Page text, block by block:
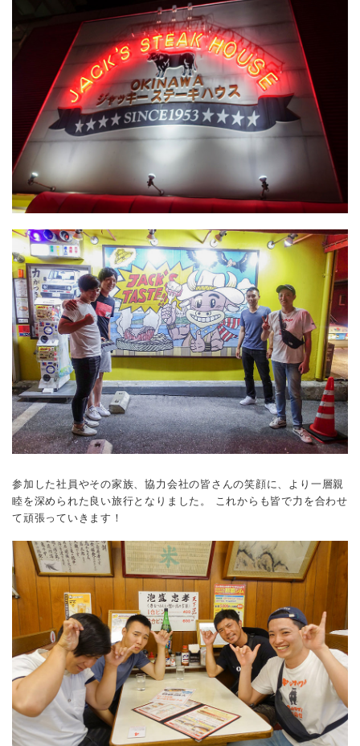
参加した社員やその家族、協力会社の皆さんの笑顔に、より一層親
睦を深められた良い旅行となりました。
これからも皆で力を合わせ
て頑張っていきます！